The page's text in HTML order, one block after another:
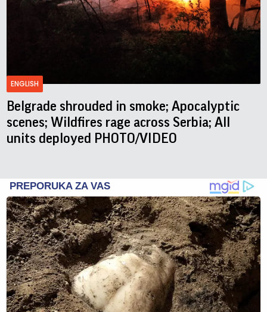
ENGLISH
Belgrade shrouded in smoke; Apocalyptic
scenes; Wildfires rage across Serbia; All
units deployed PHOTO/VIDEO